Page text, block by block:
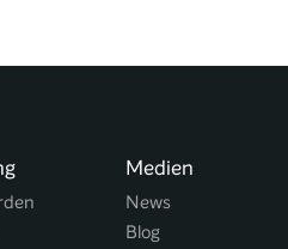
Medien
News
Blog